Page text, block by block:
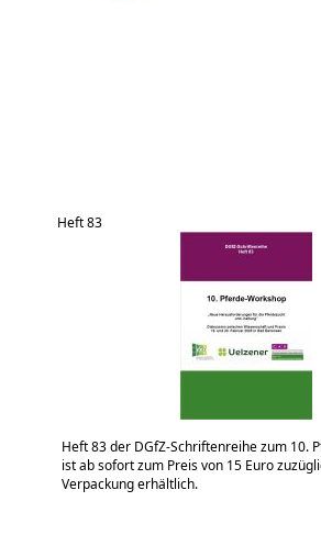
Heft 83
Heft 83 der DGfZ-Schriftenreihe zum 10.
ist ab sofort zum Preis von 15 Euro
Verpackung erhältlich.